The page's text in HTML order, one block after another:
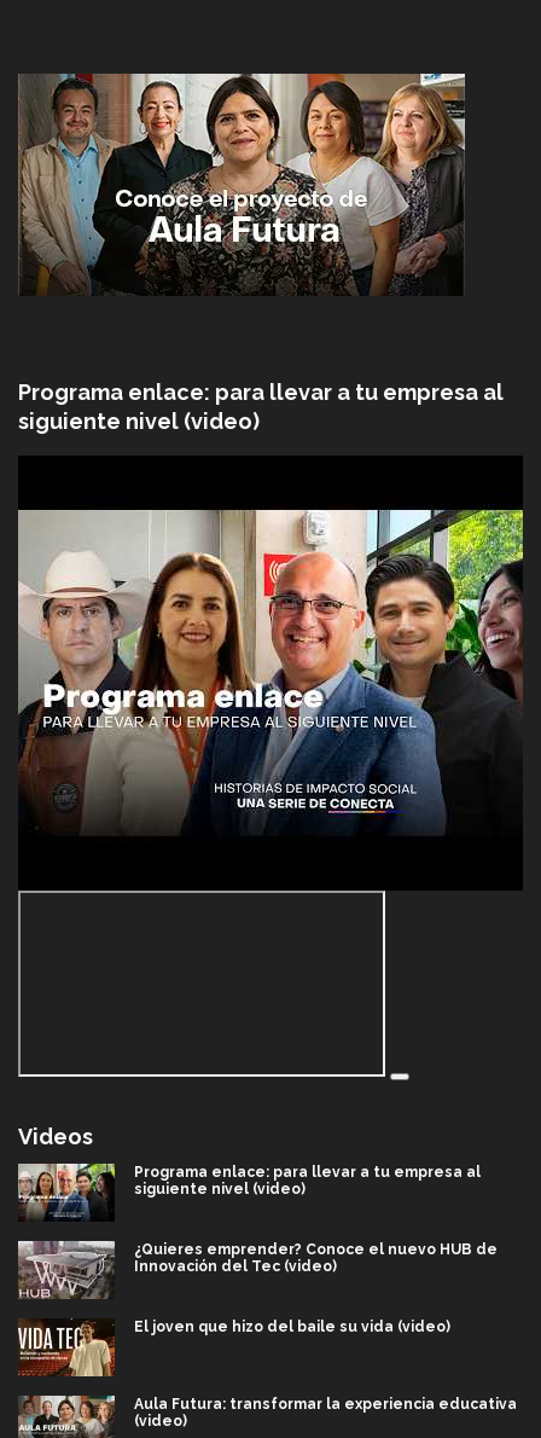
Programa enlace: para llevar a tu empresa al
siguiente nivel (video)
Videos
Programa enlace: para llevar a tu empresa al
siguiente nivel (video)
¿Quieres emprender? Conoce el nuevo HUB de
Innovación del Tec (video)
El joven que hizo del baile su vida (video)
Aula Futura: transformar la experiencia educativa
(video)